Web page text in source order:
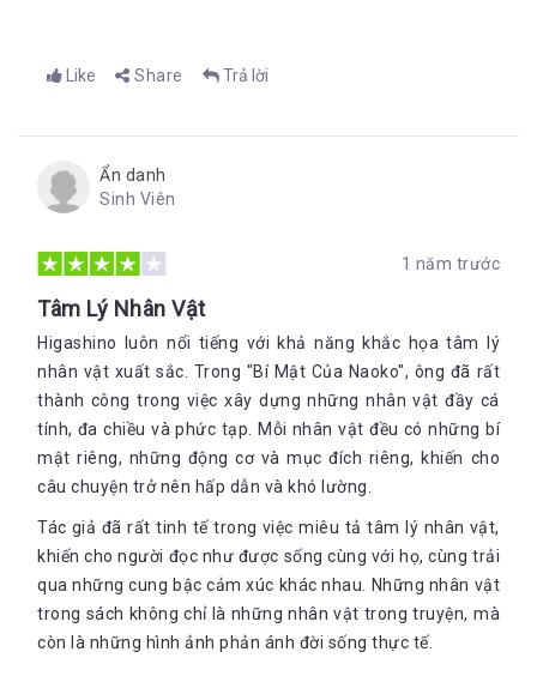
Like Share Trả lời
Ẩn danh
Sinh Viên
1 năm trước
Tâm Lý Nhân Vật
Higashino luôn nổi tiếng với khả năng khắc họa tâm lý
nhân vật xuất sắc. Trong "Bí Mật Của Naoko", ông đã rất
thành công trong việc xây dựng những nhân vật đầy cá
tính, đa chiều và phức tạp. Mỗi nhân vật đều có những bí
mật riêng, những động cơ và mục đích riêng, khiến cho
câu chuyện trở nên hấp dẫn và khó lường.
Tác giả đã rất tinh tế trong việc miêu tả tâm lý nhân vật,
khiến cho người đọc như được sống cùng với họ, cùng trải
qua những cung bậc cảm xúc khác nhau. Những nhân vật
trong sách không chỉ là những nhân vật trong truyện, mà
còn là những hình ảnh phản ánh đời sống thực tế.